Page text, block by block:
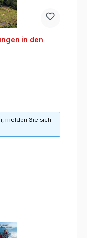
in den
melden Sie sich